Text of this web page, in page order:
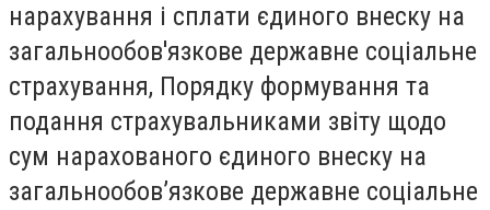
нарахування і сплати єдиного внеску на
загальнообов'язкове державне соціальне
страхування, Порядку формування та
подання страхувальниками звіту щодо
сум нарахованого єдиного внеску на
загальнообов’язкове державне соціальне